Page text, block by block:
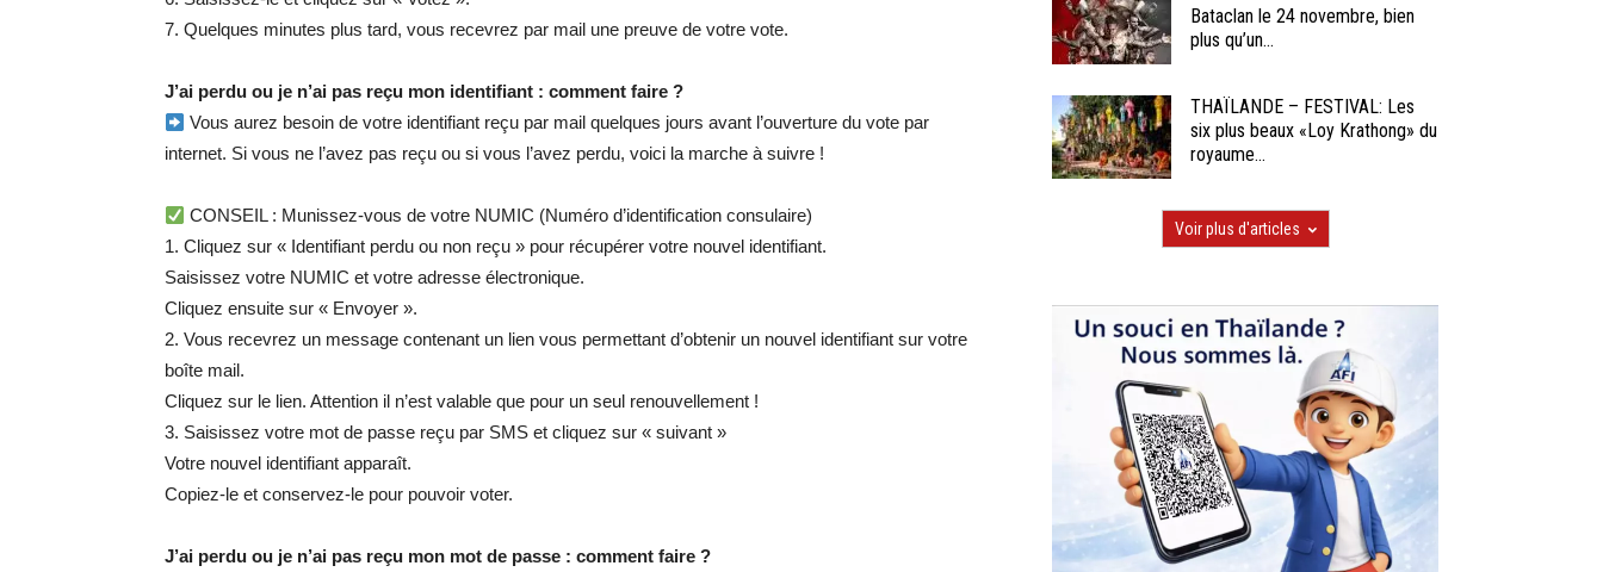
7. Quelques minutes plus tard, vous recevrez par mail une preuve de votre vote.
J’ai perdu ou je n’ai pas reçu mon identifiant : comment faire ?
Vous aurez besoin de votre identifiant reçu par mail quelques jours avant l’ouverture du vote par
internet. Si vous ne l’avez pas reçu ou si vous l’avez perdu, voici la marche à suivre !
CONSEIL : Munissez-vous de votre NUMIC (Numéro d’identification consulaire)
1. Cliquez sur « Identifiant perdu ou non reçu » pour récupérer votre nouvel identifiant.
Saisissez votre NUMIC et votre adresse électronique.
Cliquez ensuite sur « Envoyer ».
2. Vous recevrez un message contenant un lien vous permettant d’obtenir un nouvel identifiant sur votre
boîte mail.
Cliquez sur le lien. Attention il n’est valable que pour un seul renouvellement !
3. Saisissez votre mot de passe reçu par SMS et cliquez sur « suivant »
Votre nouvel identifiant apparaît.
Copiez-le et conservez-le pour pouvoir voter.
J’ai perdu ou je n’ai pas reçu mon mot de passe : comment faire ?
Bataclan le 24 novembre, bien
plus qu’un...
THAÏLANDE – FESTIVAL: Les
six plus beaux «Loy Krathong» du
royaume...
Voir plus d'articles